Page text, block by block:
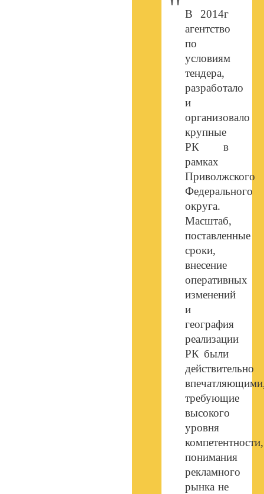
В 2014г
агентство
по
условиям
тендера,
разработало
и
организовало
крупные
РК в
рамках
Приволжского
Федерального
округа.
Масштаб,
поставленные
сроки,
внесение
оперативных
изменений
и
география
реализации
РК были
действительно
требующие
высокого
уровня
компетентности,
понимания
рекламного
рынка не